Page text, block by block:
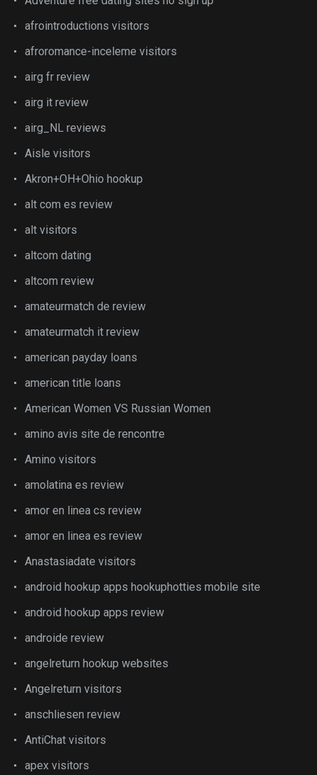
afrointroductions visitors
afroromance-inceleme visitors
airg fr review
airg it review
airg_NL reviews
Aisle visitors
Akron+OH+Ohio hookup
alt com es review
alt visitors
altcom dating
altcom review
amateurmatch de review
amateurmatch it review
american payday loans
american title loans
American Women VS Russian Women
amino avis site de rencontre
Amino visitors
amolatina es review
amor en linea cs review
amor en linea es review
Anastasiadate visitors
android hookup apps hookuphotties mobile site
android hookup apps review
androide review
angelreturn hookup websites
Angelreturn visitors
anschliesen review
AntiChat visitors
apex visitors